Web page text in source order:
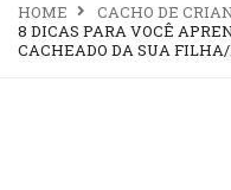
HOME
CACHO DE
8 DICAS PARA VOCÊ
CACHEADO DA SUA